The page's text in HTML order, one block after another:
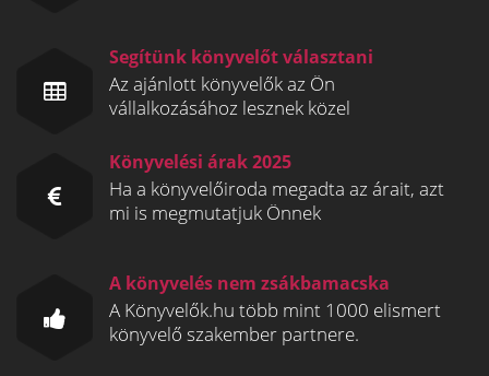
Segítünk könyvelőt választani
Az ajánlott könyvelők az Ön
vállalkozásához lesznek közel
Könyvelési árak 2025
Ha a könyvelőiroda megadta az árait, azt
mi is megmutatjuk Önnek
A könyvelés nem zsákbamacska
A Könyvelők.hu több mint 1000 elismert
könyvelő szakember partnere.